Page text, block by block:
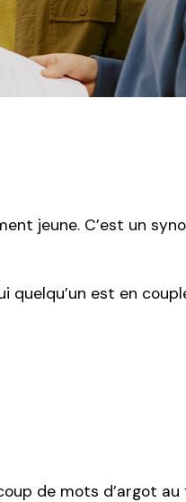
jeune. C’est un
quelqu’un est en
de mots d’argot